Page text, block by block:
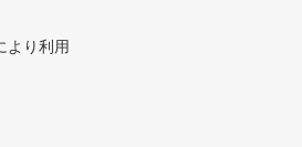
より利用